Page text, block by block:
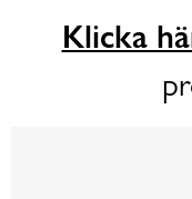
Klicka